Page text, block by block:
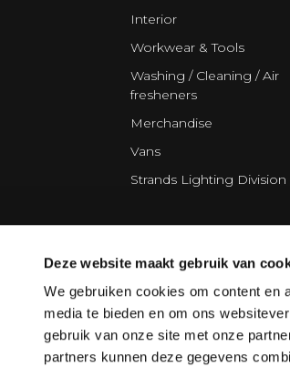
Deze website maakt gebruik van
We gebruiken cookies om content en
media te bieden en om ons
gebruik van onze site met onze
partners kunnen deze gegevens
Interior
Workwear & Tools
Washing / Cleaning / Air
fresheners
Merchandise
Vans
Strands Lighting Division